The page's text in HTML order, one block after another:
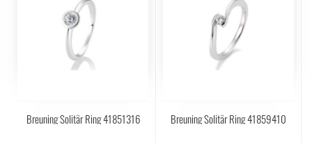
Breuning Solitär Ring 41851316 Breuning Solitär Ring 41859410